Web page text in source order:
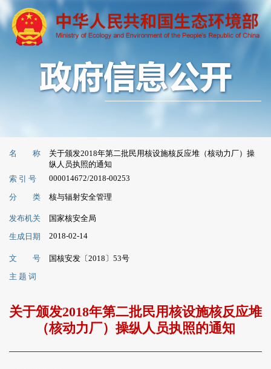
名 称
关于颁发2018年第二批民用核设施核反应堆（核动力厂）操
纵人员执照的通知
索 引 号
000014672/2018-00253
分 类 核与辐射安全管理
发布机关
国家核安全局
生成日期
2018-02-14
文 号
国核安发〔2018〕53号
主 题 词
关于颁发2018年第二批民用核设施核反应堆
（核动力厂）操纵人员执照的通知